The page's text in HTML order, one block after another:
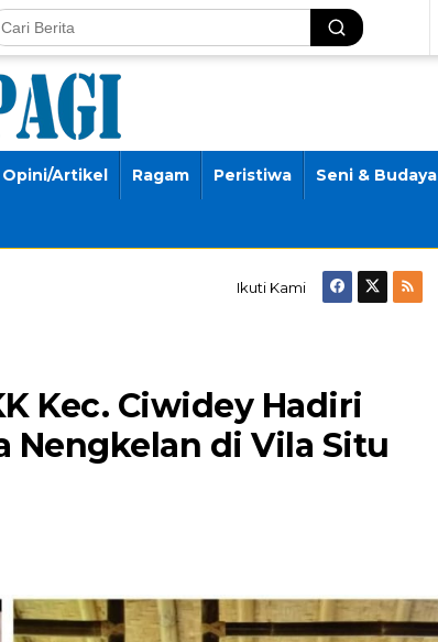
Opini/Artikel Ragam Peristiwa Seni & Budaya
Ikuti Kami
Kec. Ciwidey Hadiri
Nengkelan di Vila Situ